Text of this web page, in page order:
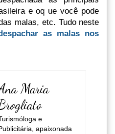
e oq ue você pode
malas, etc. Tudo neste
as malas nos
Maria
e
apaixonada